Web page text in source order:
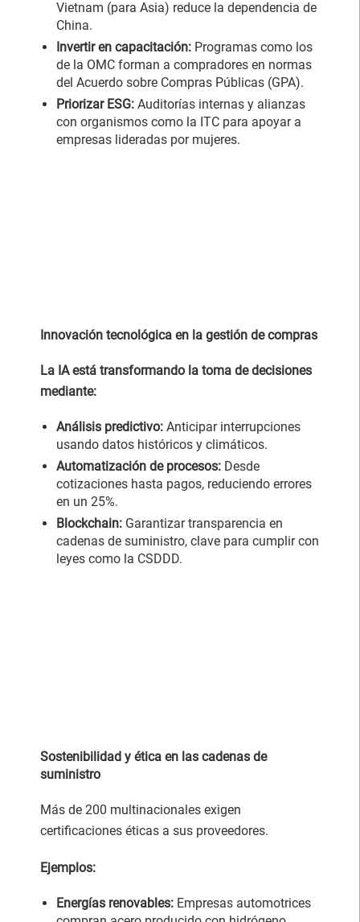
Vietnam (para Asia) reduce la dependencia de
China.
Invertir en capacitación: Programas como los
de la OMC forman a compradores en normas
del Acuerdo sobre Compras Públicas (GPA).
Priorizar ESG: Auditorías internas y alianzas
con organismos como la ITC para apoyar a
empresas lideradas por mujeres.
Innovación tecnológica en la gestión de compras
La IA está transformando la toma de decisiones
mediante:
Análisis predictivo: Anticipar interrupciones
usando datos históricos y climáticos.
Automatización de procesos: Desde
cotizaciones hasta pagos, reduciendo errores
en un 25%.
Blockchain: Garantizar transparencia en
cadenas de suministro, clave para cumplir con
leyes como la CSDDD.
Sostenibilidad y ética en las cadenas de
suministro
Más de 200 multinacionales exigen
certificaciones éticas a sus proveedores.
Ejemplos:
Energías renovables: Empresas automotrices